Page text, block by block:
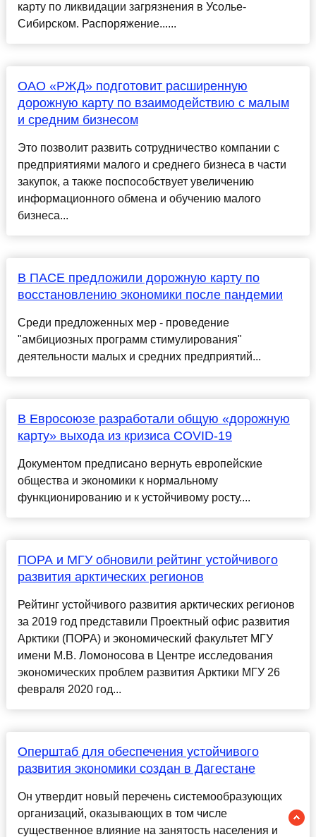
карту по ликвидации загрязнения в Усолье-
Сибирском. Распоряжение......
ОАО «РЖД» подготовит расширенную
дорожную карту по взаимодействию с малым
и средним бизнесом
Это позволит развить сотрудничество компании с
предприятиями малого и среднего бизнеса в части
закупок, а также поспособствует увеличению
информационного обмена и обучению малого
бизнеса...
В ПАСЕ предложили дорожную карту по
восстановлению экономики после пандемии
Среди предложенных мер - проведение
"амбициозных программ стимулирования"
деятельности малых и средних предприятий...
В Евросоюзе разработали общую «дорожную
карту» выхода из кризиса COVID-19
Документом предписано вернуть европейские
общества и экономики к нормальному
функционированию и к устойчивому росту....
ПОРА и МГУ обновили рейтинг устойчивого
развития арктических регионов
Рейтинг устойчивого развития арктических регионов
за 2019 год представили Проектный офис развития
Арктики (ПОРА) и экономический факультет МГУ
имени М.В. Ломоносова в Центре исследования
экономических проблем развития Арктики МГУ 26
февраля 2020 год...
Оперштаб для обеспечения устойчивого
развития экономики создан в Дагестане
Он утвердит новый перечень системообразующих
организаций, оказывающих в том числе
существенное влияние на занятость населения и